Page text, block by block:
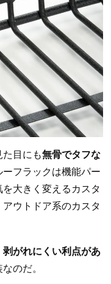
た目にも無骨でタフな
フラックは機能パー
大きく変えるカスタ
ウトドア系のカスタ
がれにくい利点があ
のだ。